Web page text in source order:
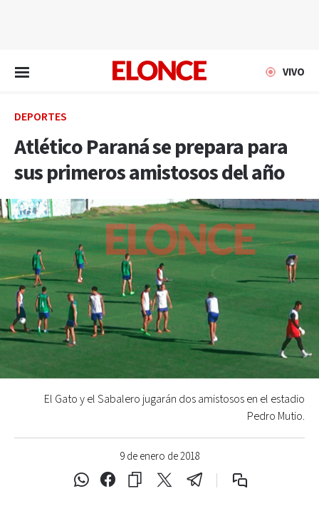
VIVO
DEPORTES
Atlético Paraná se prepara para
sus primeros amistosos del año
9 de enero de 2018
El Gato y el Sabalero jugarán dos amistosos en el estadio
Pedro Mutio.